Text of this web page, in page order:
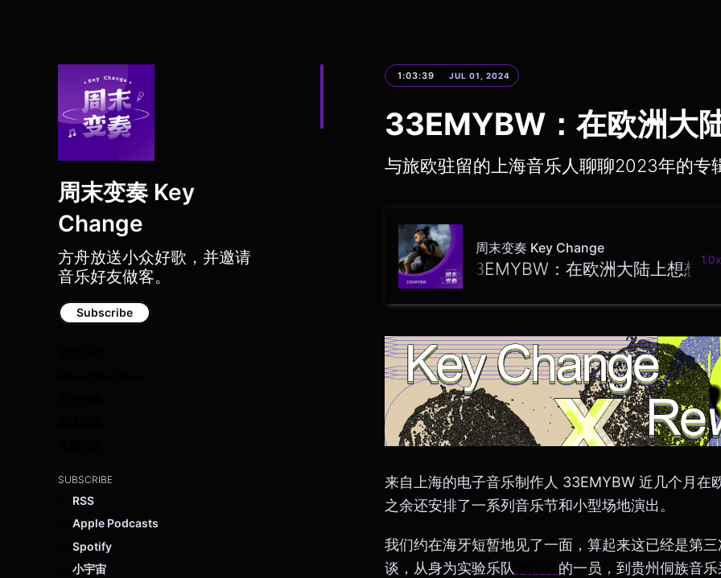
周末变奏 Key
Change
方舟放送小众好歌，并邀请
音乐好友做客。
Subscribe
SUBSCRIBE
RSS
Apple Podcasts
Spotify
小宇宙
1:03:39 JUL 01, 2024
33EMYBW：在欧洲大
与旅欧驻留的上海音乐人聊聊2023年的专
周末变奏 Key Change
33EMYBW：在欧洲大陆上想想“东方”1.0x
来自上海的电子音乐制作人 33EMYBW 近几个月在
之余还安排了一系列音乐节和小型场地演出。
我们约在海牙短暂地见了一面，算起来这已经是第
谈，从身为实验乐队
的一员，到贵州侗族音